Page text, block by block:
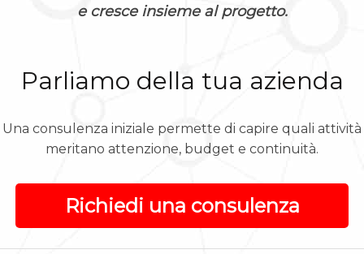
e cresce insieme al progetto.
Parliamo della tua azienda
Una consulenza iniziale permette di capire quali attività
meritano attenzione, budget e continuità.
Richiedi una consulenza